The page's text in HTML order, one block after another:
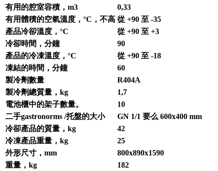
有用的腔室容積，m3
0,33
有用體積的空氣溫度，°С，不高 從 +90 至 -35
產品冷卻溫度，°С
從 +90 至 +3
冷卻時間，分鐘
90
產品的冷凍溫度，°С
從 +90 至 -18
凍結的時間，分鐘
60
製冷劑數量
R404A
製冷劑總質量，kg
1,7
電池櫃中的架子數量。
10
二手gastronorms /托盤的大小
GN 1/1 要么 600х400 mm
冷卻產品的質量，kg
42
冷凍產品重量，kg
25
外形尺寸，mm
800х890х1590
重量，kg
182